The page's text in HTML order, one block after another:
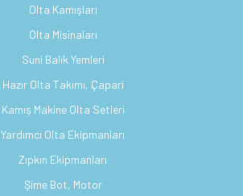
Olta Kamışları
Olta Misinaları
Suni Balık Yemleri
Hazır Olta Takımı, Çapari
Kamış Makine Olta Setleri
Yardımcı Olta Ekipmanları
Zıpkın Ekipmanları
Şime Bot, Motor